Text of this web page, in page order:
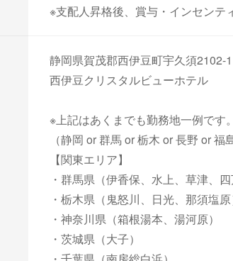
※支配人昇格後、賞与・インセンテ
静岡県賀茂郡西伊豆町宇久須2102-1
西伊豆クリスタルビューホテル
※上記はあくまでも勤務地一例です
（静岡 or 群馬 or 栃木 or 長野 or
【関東エリア】
・群馬県（伊香保、水上、草津、
・栃木県（鬼怒川、日光、那須塩
・神奈川県（箱根湯本、湯河原）
・茨城県（大子）